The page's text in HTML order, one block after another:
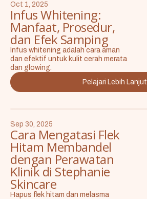
Oct 1, 2025
Infus Whitening:
Manfaat, Prosedur,
dan Efek Samping
Infus whitening adalah cara aman
dan efektif untuk kulit cerah merata
dan glowing.
Pelajari Lebih Lanjut
Sep 30, 2025
Cara Mengatasi Flek
Hitam Membandel
dengan Perawatan
Klinik di Stephanie
Skincare
Hapus flek hitam dan melasma